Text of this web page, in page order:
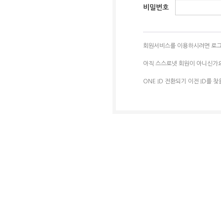
비밀번호
회원서비스를 이용하시려면 로
아직 스스로넷 회원이 아니신가
ONE ID 전환되기 이전 ID를 찾